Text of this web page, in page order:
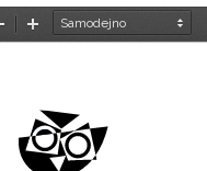
PomanjšajPovečaj